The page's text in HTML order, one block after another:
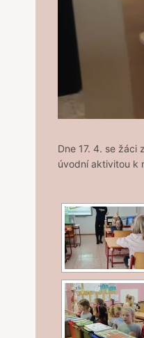
Dne 17. 4. se žáci
úvodní aktivitou k